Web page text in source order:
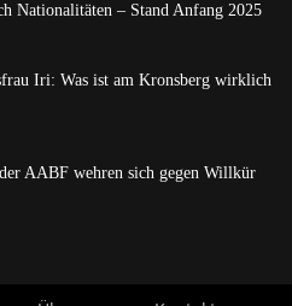
Nationalitäten – Stand Anfang 2025
Iri: Was ist am Kronsberg wirklich
AABF wehren sich gegen Willkür